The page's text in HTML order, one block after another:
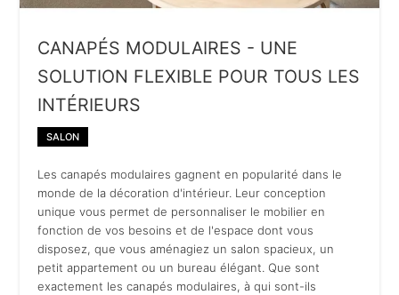
CANAPÉS MODULAIRES - UNE
SOLUTION FLEXIBLE POUR TOUS LES
INTÉRIEURS
SALON
Les canapés modulaires gagnent en popularité dans le
monde de la décoration d'intérieur. Leur conception
unique vous permet de personnaliser le mobilier en
fonction de vos besoins et de l'espace dont vous
disposez, que vous aménagiez un salon spacieux, un
petit appartement ou un bureau élégant. Que sont
exactement les canapés modulaires, à qui sont-ils